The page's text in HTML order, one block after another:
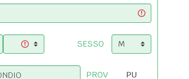
SESSO
PROV